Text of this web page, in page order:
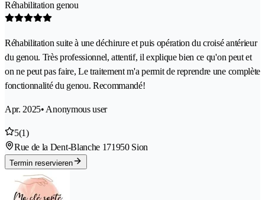
Réhabilitation genou
Réhabilitation suite à une déchirure et puis opération du croisé antérieur
du genou. Très professionnel, attentif, il explique bien ce qu'on peut et
on ne peut pas faire, Le traitement m'a permit de reprendre une complète
fonctionnalité du genou. Recommandé!
Apr. 2025• Anonymous user
5(1)
Rue de la Dent-Blanche 171950 Sion
Termin reservieren